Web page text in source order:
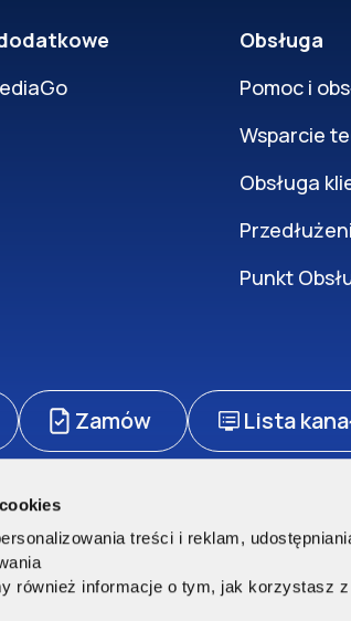
treści i reklam,
również informacje o tym, jak korzystasz
Obsługa
Pomoc i
Wsparcie
Obsługa
Punkt
Zamów Lista